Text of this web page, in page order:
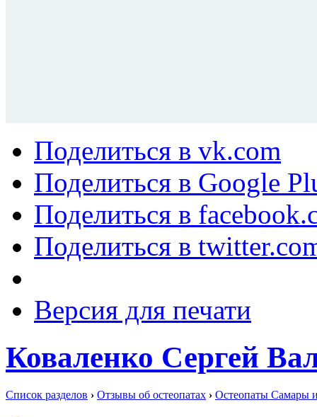
Поделиться в vk.com
Поделиться в Google
Поделиться в
Поделиться в
Версия для печати
Коваленко Сергей
Список разделов › Отзывы об остеопатах › Остеопаты Самары